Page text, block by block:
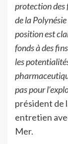
protection des
de la
position est
fonds à des
les
pas pour
président de
entretien
Mer.